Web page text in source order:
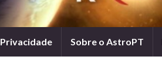
Privacidade Sobre o AstroPT